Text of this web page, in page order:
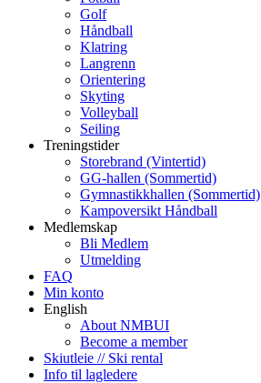
Golf
Håndball
Klatring
Langrenn
Orientering
Skyting
Volleyball
Seiling
Treningstider
Storebrand (Vintertid)
GG-hallen (Sommertid)
Gymnastikkhallen (Sommertid)
Kampoversikt Håndball
Medlemskap
Bli Medlem
Utmelding
FAQ
Min konto
English
About NMBUI
Become a member
Skiutleie // Ski rental
Info til lagledere